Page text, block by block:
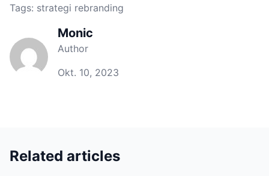
Tags: strategi rebranding
Monic
Author
Okt. 10, 2023
Related articles